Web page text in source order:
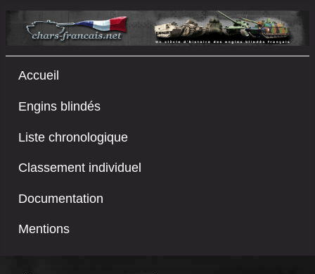
Accueil
Engins blindés
Liste chronologique
Classement individuel
Documentation
Mentions